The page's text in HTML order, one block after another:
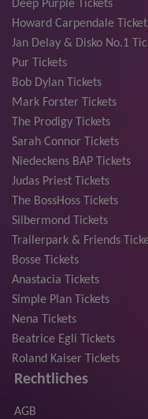
Deep Purple Tickets
Howard Carpendale
Jan Delay & Disko No.1
Pur Tickets
Bob Dylan Tickets
Mark Forster Tickets
The Prodigy Tickets
Sarah Connor Tickets
Niedeckens BAP Tickets
Judas Priest Tickets
The BossHoss Tickets
Silbermond Tickets
Trailerpark & Friends
Bosse Tickets
Anastacia Tickets
Simple Plan Tickets
Nena Tickets
Beatrice Egli Tickets
Roland Kaiser Tickets
Rechtliches
AGB